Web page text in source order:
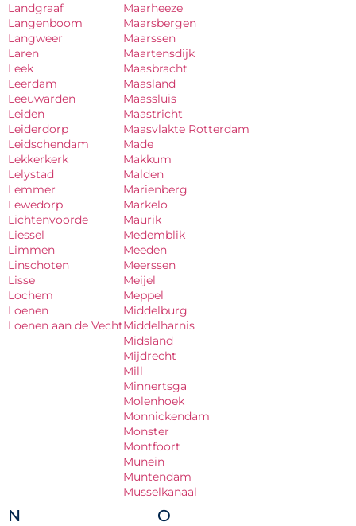
Landgraaf
Langenboom
Langweer
Laren
Leek
Leerdam
Leeuwarden
Leiden
Leiderdorp
Leidschendam
Lekkerkerk
Lelystad
Lemmer
Lewedorp
Lichtenvoorde
Liessel
Limmen
Linschoten
Lisse
Lochem
Loenen
Loenen aan de Vecht
Maarheeze
Maarsbergen
Maarssen
Maartensdijk
Maasbracht
Maasland
Maassluis
Maastricht
Maasvlakte Rotterdam
Made
Makkum
Malden
Marienberg
Markelo
Maurik
Medemblik
Meeden
Meerssen
Meijel
Meppel
Middelburg
Middelharnis
Midsland
Mijdrecht
Mill
Minnertsga
Molenhoek
Monnickendam
Monster
Montfoort
Munein
Muntendam
Musselkanaal
N O